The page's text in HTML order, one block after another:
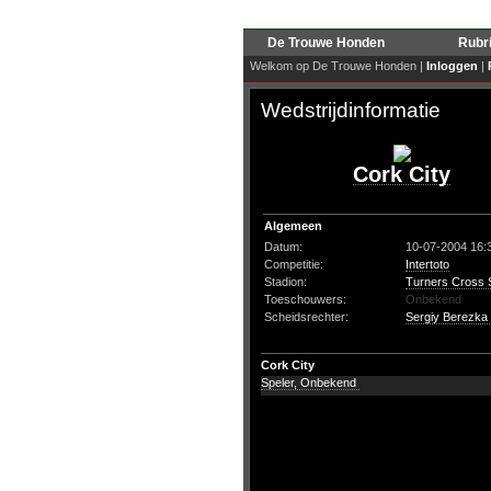
De Trouwe Honden
Welkom op De Trouwe Honden | Inloggen |
Wedstrijdinformatie
Cork City
Algemeen
Datum:
10-07-2004
Competitie:
Intertoto
Stadion:
Turners Cross
Toeschouwers:
Onbekend
Scheidsrechter:
Sergiy Berezka
Cork City
Speler, Onbekend